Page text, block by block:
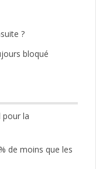
?
bloqué
pour la
de moins que les